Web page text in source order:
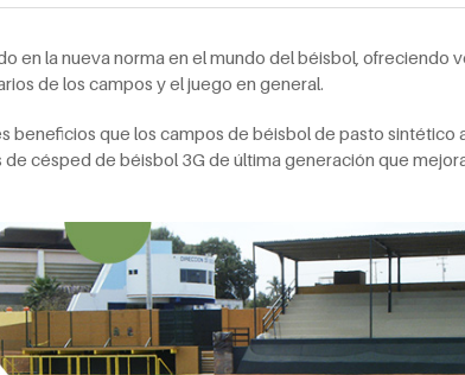
en la nueva norma en el mundo del béisbol, ofreciendo
de los campos y el juego en general.
beneficios que los campos de béisbol de pasto sintético
césped de béisbol 3G de última generación que